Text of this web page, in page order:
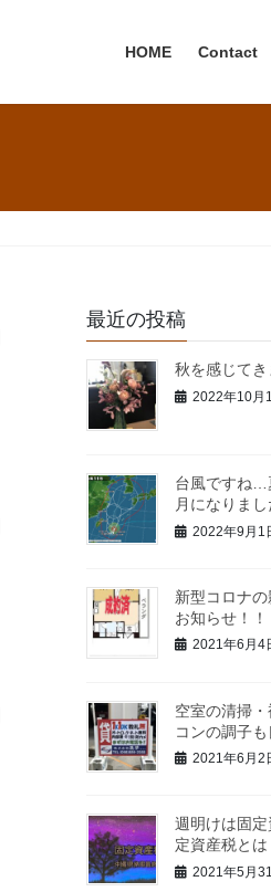
HOME Contact
最近の投稿
秋を感じてき
2022年10月
台風ですね…
月になりまし
2022年9月1
新型コロナ
お知らせ！！
2021年6月4
空室の清掃
コンの調子も
2021年6月2
週明けは固
定資産税とは
2021年5月